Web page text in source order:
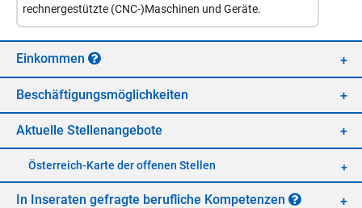
rechnergestützte (CNC-)Maschinen und Geräte.
Ein­kom­men
Be­schäf­ti­gungs­mög­lich­kei­ten
Ak­tu­el­le Stel­len­an­ge­bo­te
Öster­reich-Kar­te der of­fe­nen Stel­len
In In­se­ra­ten ge­frag­te be­ruf­li­che Kom­pe­ten­zen